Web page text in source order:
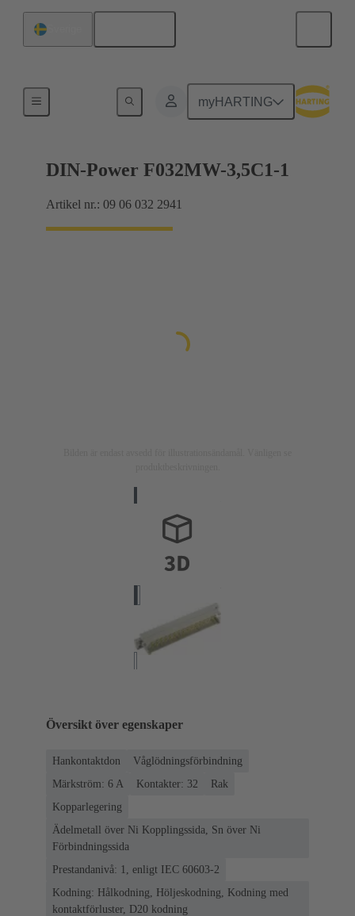
myHARTING
Förbindning moderkort till dotterkort
DIN-Power F032MW-3,5C1-1
Artikel nr.: 09 06 032 2941
Översikt över egenskaper
Hankontaktdon
Våglödningsförbindning
Märkström: ‌6 A
Kontakter: 32
Rak
Kopparlegering
Ädelmetall över Ni Kopplingssida, Sn över Ni
Förbindningssida
Prestandanivå: 1, enligt IEC 60603-2
Kodning: Hålkodning, Höljeskodning, Kodning med
kontaktförluster, D20 kodning